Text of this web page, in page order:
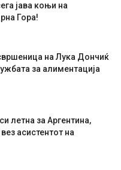
јава коњи на
Гора!
на Лука Дончиќ
за алиментација
летна за Аргентина,
асистентот на